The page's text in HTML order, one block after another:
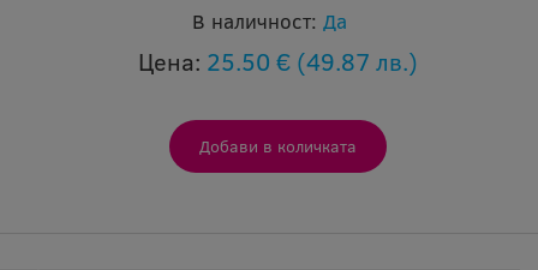
В наличност: Да
Цена: 25.50 € (49.87 лв.)